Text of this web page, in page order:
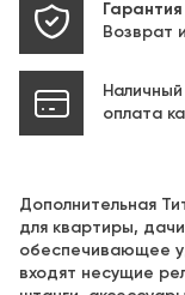
Возврат
оплата
Дополнительная
для квартиры,
обеспечивающее
входят несущие